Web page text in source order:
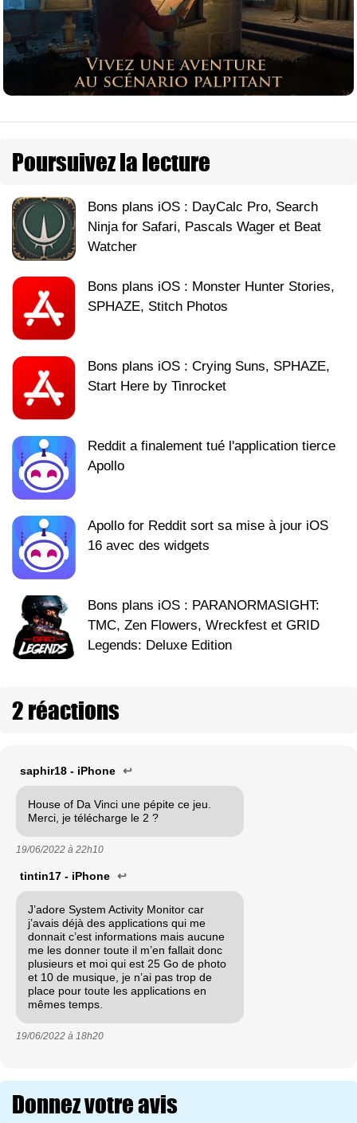
Poursuivez la lecture
Bons plans iOS : DayCalc Pro, Search
Ninja for Safari, Pascals Wager et Beat
Watcher
Bons plans iOS : Monster Hunter Stories,
SPHAZE, Stitch Photos
Bons plans iOS : Crying Suns, SPHAZE,
Start Here by Tinrocket
Reddit a finalement tué l'application tierce
Apollo
Apollo for Reddit sort sa mise à jour iOS
16 avec des widgets
Bons plans iOS : PARANORMASIGHT:
TMC, Zen Flowers, Wreckfest et GRID
Legends: Deluxe Edition
2 réactions
saphir18 - iPhone ↩
House of Da Vinci une pépite ce jeu.
Merci, je télécharge le 2 ?
19/06/2022 à 22h10
tintin17 - iPhone ↩
J’adore System Activity Monitor car
j’avais déjà des applications qui me
donnait c’est informations mais aucune
me les donner toute il m’en fallait donc
plusieurs et moi qui est 25 Go de photo
et 10 de musique, je n’ai pas trop de
place pour toute les applications en
mêmes temps.
19/06/2022 à 18h20
Donnez votre avis